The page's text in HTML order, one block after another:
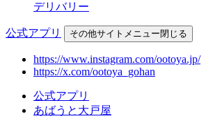
デリバリー
公式アプリ その他サイトメニュー閉じる
https://www.instagram.com/ootoya.jp/
https://x.com/ootoya_gohan
公式アプリ
あばうと大戸屋